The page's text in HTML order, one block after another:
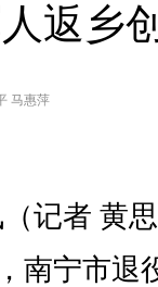
返乡
马惠萍
记者 黄
南宁市退